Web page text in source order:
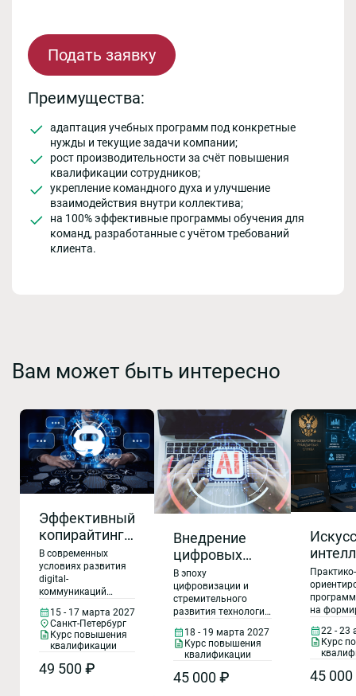
Подать заявку
Преимущества:
адаптация учебных программ под конкретные
нужды и текущие задачи компании;
рост производительности за счёт повышения
квалификации сотрудников;
укрепление командного духа и улучшение
взаимодействия внутри коллектива;
на 100% эффективные программы обучения для
команд, разработанные с учётом требований
клиента.
Вам может быть интересно
Эффективный
копирайтинг:
практическая
сессия
В современных
условиях развития
digital-
коммуникаций
копирайтинг
становится
ключевым навыком
ведения бизнеса.
15 - 17 марта 2027
Санкт-Петербург
Курс повышения
квалификации
49 500 ₽
Внедрение
цифровых
помощников в
повседневную
работу:
интеграция
текстовой
базы и
оптимизация
В эпоху
цифровизации и
стремительного
развития технологий
интеллект
становится
неотъемлемой
частью
18 - 19 марта 2027
Курс повышения
квалификации
45 000 ₽
Практико-
на
22 - 23
Курс
45